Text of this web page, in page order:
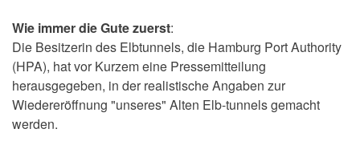
Wie immer die Gute zuerst:
Die Besitzerin des Elbtunnels, die Hamburg Port Authority
(HPA), hat vor Kurzem eine Pressemitteilung
herausgegeben, in der realistische Angaben zur
Wiedereröffnung "unseres" Alten Elb-tunnels gemacht
werden.